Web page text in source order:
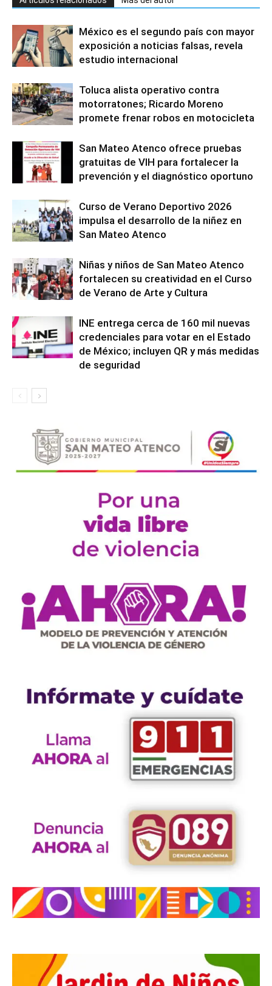
México es el segundo país con mayor
exposición a noticias falsas, revela
estudio internacional
Toluca alista operativo contra
motorratones; Ricardo Moreno
promete frenar robos en motocicleta
San Mateo Atenco ofrece pruebas
gratuitas de VIH para fortalecer la
prevención y el diagnóstico oportuno
Curso de Verano Deportivo 2026
impulsa el desarrollo de la niñez en
San Mateo Atenco
Niñas y niños de San Mateo Atenco
fortalecen su creatividad en el Curso
de Verano de Arte y Cultura
INE entrega cerca de 160 mil nuevas
credenciales para votar en el Estado
de México; incluyen QR y más medidas
de seguridad